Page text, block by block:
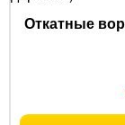
Откатные